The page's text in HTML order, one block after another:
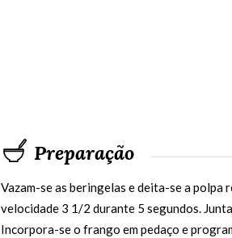
Preparação
Vazam-se as beringelas e deita-se a
velocidade 3 1/2 durante 5 segundos.
Incorpora-se o frango em pedaço e